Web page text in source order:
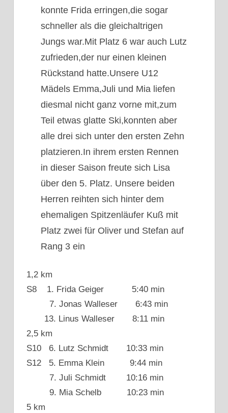
konnte Frida erringen,die sogar
schneller als die gleichaltrigen
Jungs war.Mit Platz 6 war auch Lutz
zufrieden,der nur einen kleinen
Rückstand hatte.Unsere U12
Mädels Emma,Juli und Mia liefen
diesmal nicht ganz vorne mit,zum
Teil etwas glatte Ski,konnten aber
alle drei sich unter den ersten Zehn
platzieren.In ihrem ersten Rennen
in dieser Saison freute sich Lisa
über den 5. Platz. Unsere beiden
Herren reihten sich hinter dem
ehemaligen Spitzenläufer Kuß mit
Platz zwei für Oliver und Stefan auf
Rang 3 ein
1,2 km
S8 1. Frida Geiger 5:40 min
7. Jonas Walleser 6:43 min
13. Linus Walleser 8:11 min
2,5 km
S10 6. Lutz Schmidt 10:33 min
S12 5. Emma Klein 9:44 min
7. Juli Schmidt 10:16 min
9. Mia Schelb 10:23 min
5 km